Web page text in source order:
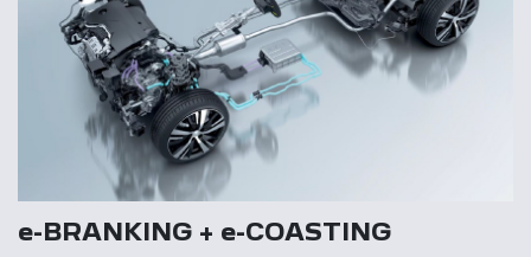
e-BRANKING + e-COASTING